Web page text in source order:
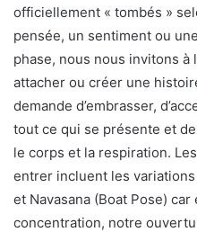
officiellement « tombés »
pensée, un sentiment ou
phase, nous nous invitons à
attacher ou créer une
demande d’embrasser,
tout ce qui se présente et
le corps et la respiration.
entrer incluent les
et Navasana (Boat Pose)
concentration, notre